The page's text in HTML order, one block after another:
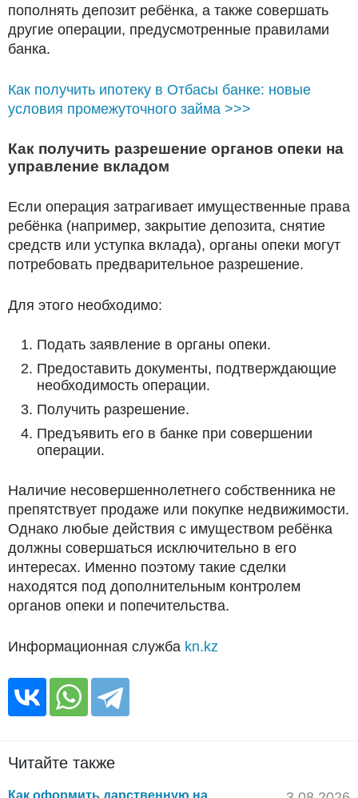
пополнять депозит ребёнка, а также совершать
другие операции, предусмотренные правилами
банка.
Как получить ипотеку в Отбасы банке: новые
условия промежуточного займа >>>
Как получить разрешение органов опеки на
управление вкладом
Если операция затрагивает имущественные права
ребёнка (например, закрытие депозита, снятие
средств или уступка вклада), органы опеки могут
потребовать предварительное разрешение.
Для этого необходимо:
Подать заявление в органы опеки.
Предоставить документы, подтверждающие
необходимость операции.
Получить разрешение.
Предъявить его в банке при совершении
операции.
Наличие несовершеннолетнего собственника не
препятствует продаже или покупке недвижимости.
Однако любые действия с имуществом ребёнка
должны совершаться исключительно в его
интересах. Именно поэтому такие сделки
находятся под дополнительным контролем
органов опеки и попечительства.
Информационная служба kn.kz
Читайте также
Как оформить дарственную на